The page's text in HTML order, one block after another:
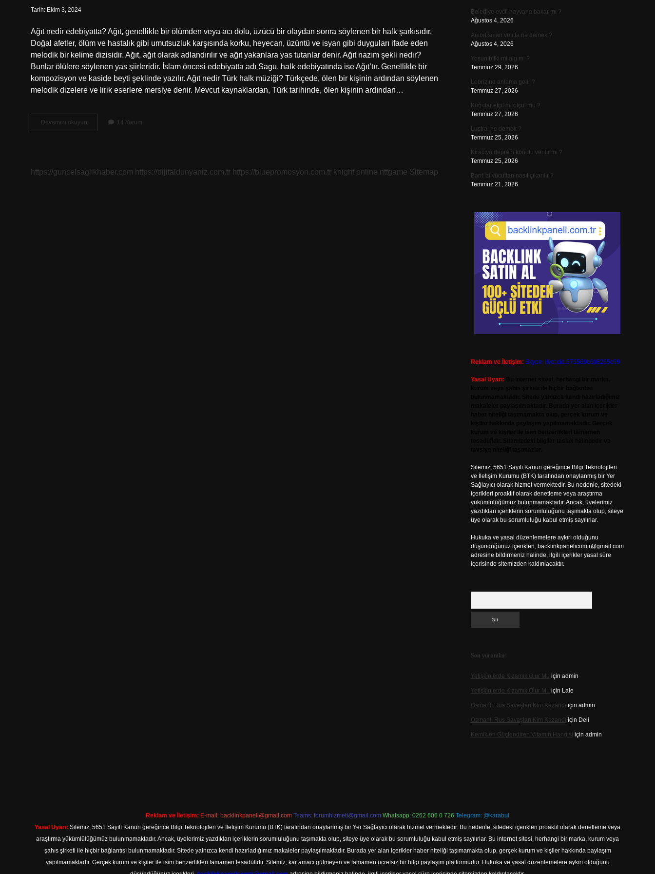
Tarih: Ekim 3, 2024
Ağıt nedir edebiyatta? Ağıt, genellikle bir ölümden veya acı dolu, üzücü bir olaydan sonra söylenen bir halk şarkısıdır.
Doğal afetler, ölüm ve hastalık gibi umutsuzluk karşısında korku, heyecan, üzüntü ve isyan gibi duyguları ifade eden
melodik bir kelime dizisidir. Ağıt, ağıt olarak adlandırılır ve ağıt yakanlara yas tutanlar denir. Ağıt nazım şekli nedir?
Bunlar ölülere söylenen yas şiirleridir. İslam öncesi edebiyatta adı Sagu, halk edebiyatında ise Ağıt’tır. Genellikle bir
kompozisyon ve kaside beyti şeklinde yazılır. Ağıt nedir Türk halk müziği? Türkçede, ölen bir kişinin ardından söylenen
melodik dizelere ve lirik eserlere mersiye denir. Mevcut kaynaklardan, Türk tarihinde, ölen kişinin ardından…
Devamını okuyun
Nedir
14 Yorum
https://guncelsaglikhaber.com https://dijitaldunyaniz.com.tr https://bluepromosyon.com.tr knight online nttgame Sitemap
Belediye evcil hayvana bakar mı ?
Ağustos 4, 2026
Amortisman ve itfa ne demek ?
Ağustos 4, 2026
Yosun bitki mi alg mi ?
Temmuz 29, 2026
Lebriz ne anlama gelir ?
Temmuz 27, 2026
Kuğular etçil mi otçul mu ?
Temmuz 27, 2026
Lustral ne demek ?
Temmuz 25, 2026
Kiracıya deprem konutu verilir mi ?
Temmuz 25, 2026
Bant izi vücuttan nasıl çıkarılır ?
Temmuz 21, 2026
Reklam ve İletişim: Skype: live:.cid.575569c608265c69
Yasal Uyarı:
Sitemiz, 5651 Sayılı Kanun gereğince Bilgi Teknolojileri
ve İletişim Kurumu (BTK) tarafından onaylanmış bir Yer
Sağlayıcı olarak hizmet vermektedir. Bu nedenle, sitedeki
içerikleri proaktif olarak denetleme veya araştırma
yükümlülüğümüz bulunmamaktadır. Ancak, üyelerimiz
yazdıkları içeriklerin sorumluluğunu taşımakta olup, siteye
üye olarak bu sorumluluğu kabul etmiş sayılırlar.
Hukuka ve yasal düzenlemelere aykırı olduğunu
düşündüğünüz içerikleri, backlinkpanelicomtr@gmail.com
adresine bildirmeniz halinde, ilgili içerikler yasal süre
içerisinde sitemizden kaldırılacaktır.
Son yorumlar
Yetişkinlerde Kızamık Olur Mu için admin
Yetişkinlerde Kızamık Olur Mu için Lale
Osmanlı Rus Savaşları Kim Kazandı için admin
Osmanlı Rus Savaşları Kim Kazandı için Deli
Kemikleri Güçlendiren Vitamin Hangisi için admin
Reklam ve İletişim: E-mail: backlinkpaneli@gmail.com Teams: forumhizmeti@gmail.com Whatsapp: 0262 606 0 726 Telegram: @karabul
Yasal Uyarı: Sitemiz, 5651 Sayılı Kanun gereğince Bilgi Teknolojileri ve İletişim Kurumu (BTK) tarafından onaylanmış bir Yer Sağlayıcı olarak hizmet vermektedir. Bu nedenle, sitedeki içerikleri proaktif olarak denetleme veya
araştırma yükümlülüğümüz bulunmamaktadır. Ancak, üyelerimiz yazdıkları içeriklerin sorumluluğunu taşımakta olup, siteye üye olarak bu sorumluluğu kabul etmiş sayılırlar. Bu internet sitesi, herhangi bir marka, kurum veya
şahıs şirketi ile hiçbir bağlantısı bulunmamaktadır. Sitede yalnızca kendi hazırladığımız makaleler paylaşılmaktadır. Burada yer alan içerikler haber niteliği taşımamakta olup, gerçek kurum ve kişiler hakkında paylaşım
yapılmamaktadır. Gerçek kurum ve kişiler ile isim benzerlikleri tamamen tesadüfidir. Sitemiz, kar amacı gütmeyen ve tamamen ücretsiz bir bilgi paylaşım platformudur. Hukuka ve yasal düzenlemelere aykırı olduğunu